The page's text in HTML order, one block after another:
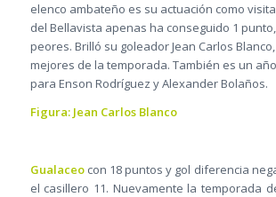
elenco ambateño es su actuación como
del Bellavista apenas ha conseguido 1
peores. Brilló su goleador Jean Carlos
mejores de la temporada. También es un
para Enson Rodríguez y Alexander Bolaños.
Figura: Jean Carlos Blanco
Gualaceocon 18 puntos y gol diferencia
el casillero 11. Nuevamente la temporada